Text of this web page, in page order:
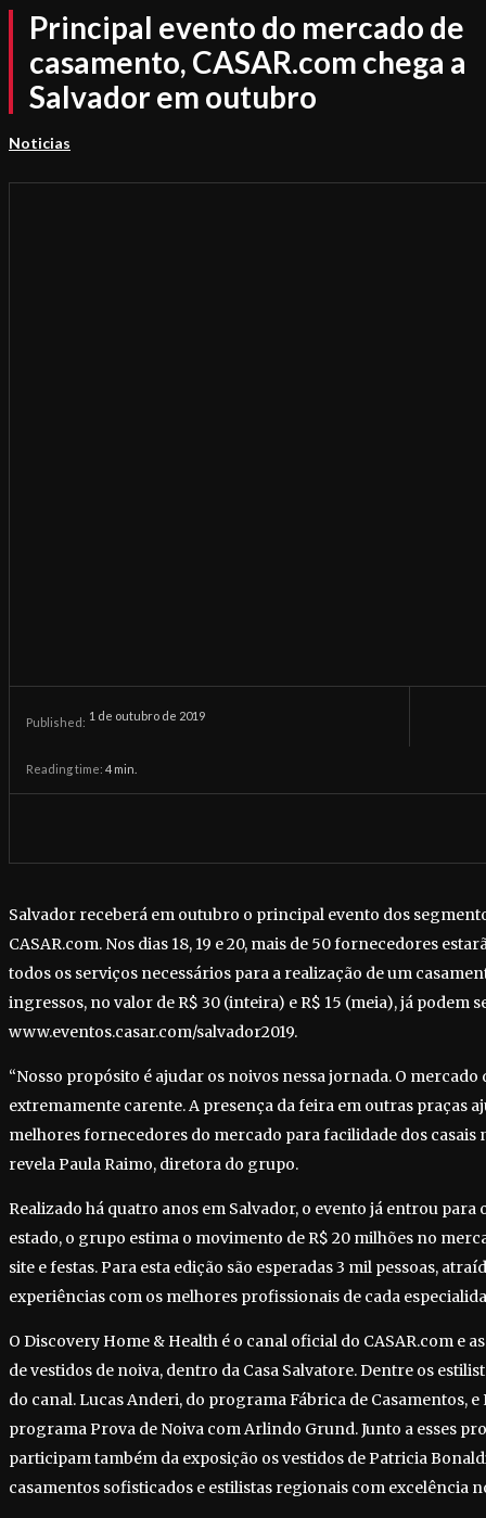
Principal evento do mercado de
casamento, CASAR.com chega a
Salvador em outubro
Noticias
Published: 1 de outubro de 2019
Reading time: 4 min.
Salvador receberá em outubro o principal evento dos
CASAR.com. Nos dias 18, 19 e 20, mais de 50 fornecedores
todos os serviços necessários para a realização de um
ingressos, no valor de R$ 30 (inteira) e R$ 15 (meia), já podem
www.eventos.casar.com/salvador2019.
“Nosso propósito é ajudar os noivos nessa jornada. O
extremamente carente. A presença da feira em outras praças
melhores fornecedores do mercado para facilidade dos casais
revela Paula Raimo, diretora do grupo.
Realizado há quatro anos em Salvador, o evento já entrou
estado, o grupo estima o movimento de R$ 20 milhões no
site e festas. Para esta edição são esperadas 3 mil pessoas,
experiências com os melhores profissionais de cada
O Discovery Home & Health é o canal oficial do CASAR.com e
de vestidos de noiva, dentro da Casa Salvatore. Dentre os
do canal. Lucas Anderi, do programa Fábrica de Casamentos,
programa Prova de Noiva com Arlindo Grund. Junto a esses
participam também da exposição os vestidos de Patricia
casamentos sofisticados e estilistas regionais com excelência